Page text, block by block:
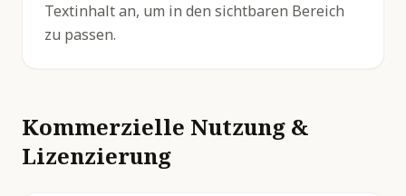
Textinhalt an, um in den sichtbaren Bereich
zu passen.
Kommerzielle Nutzung &
Lizenzierung